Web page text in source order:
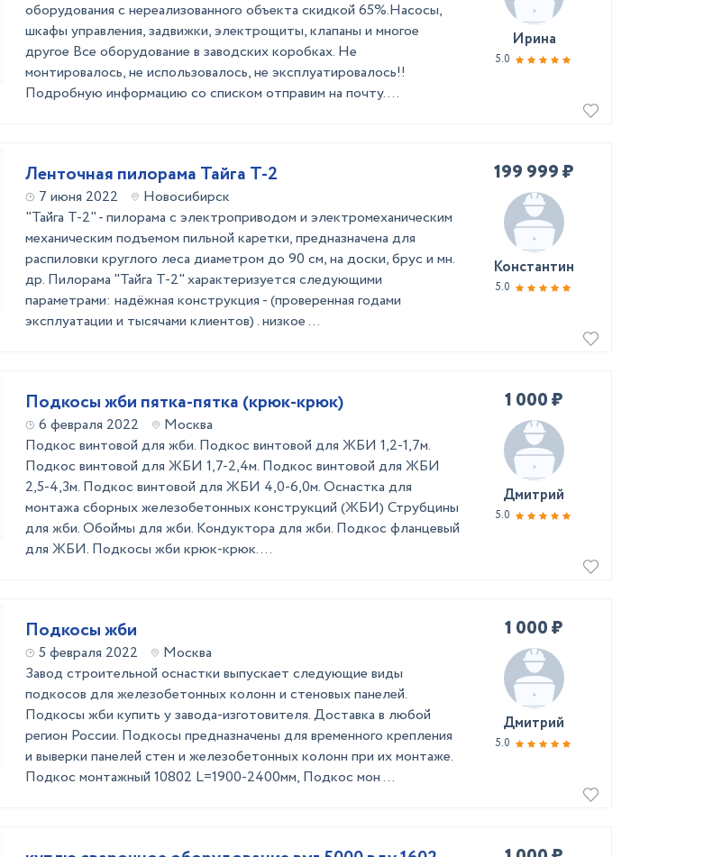
оборудования с нереализованного объекта скидкой 65%.Насосы,
шкафы управления, задвижки, электрощиты, клапаны и многое
другое Все оборудование в заводских коробках. Не
монтировалось, не использовалось, не эксплуатировалось!!
Подробную информацию со списком отправим на почту. ...
Ирина
5.0
Ленточная пилорама Тайга Т-2
7 июня 2022
Новосибирск
"Тайга Т-2" - пилорама с электроприводом и электромеханическим
механическим подъемом пильной каретки, предназначена для
распиловки круглого леса диаметром до 90 см, на доски, брус и мн.
др. Пилорама "Тайга Т-2" характеризуется следующими
параметрами: надёжная конструкция - (проверенная годами
эксплуатации и тысячами клиентов) . низкое ...
199 999 ₽
Константин
5.0
Подкосы жби пятка-пятка (крюк-крюк)
6 февраля 2022
Москва
Подкос винтовой для жби. Подкос винтовой для ЖБИ 1,2-1,7м.
Подкос винтовой для ЖБИ 1,7-2,4м. Подкос винтовой для ЖБИ
2,5-4,3м. Подкос винтовой для ЖБИ 4,0-6,0м. Оснастка для
монтажа сборных железобетонных конструкций (ЖБИ) Струбцины
для жби. Обоймы для жби. Кондуктора для жби. Подкос фланцевый
для ЖБИ. Подкосы жби крюк-крюк. ...
1 000 ₽
Дмитрий
5.0
Подкосы жби
5 февраля 2022
Москва
Завод строительной оснастки выпускает следующие виды
подкосов для железобетонных колонн и стеновых панелей.
Подкосы жби купить у завода-изготовителя. Доставка в любой
регион России. Подкосы предназначены для временного крепления
и выверки панелей стен и железобетонных колонн при их монтаже.
Подкос монтажный 10802 L=1900-2400мм, Подкос мон ...
1 000 ₽
Дмитрий
5.0